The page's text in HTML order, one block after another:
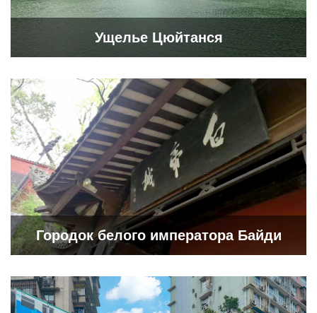
Ущелье Цюйтанся
Городок белого императора Байди